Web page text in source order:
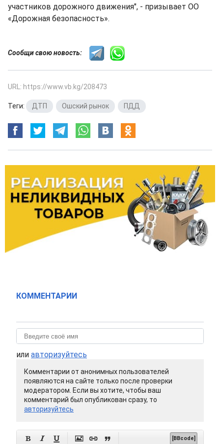
участников дорожного движения", - призывает ОО
«Дорожная безопасность».
Сообщи свою новость:
URL: https://www.vb.kg/208473
Теги: ДТП Ошский рынок ПДД
КОММЕНТАРИИ
или авторизуйтесь
Комментарии от анонимных пользователей
появляются на сайте только после проверки
модератором. Если вы хотите, чтобы ваш
комментарий был опубликован сразу, то
авторизуйтесь
      [BBcode]